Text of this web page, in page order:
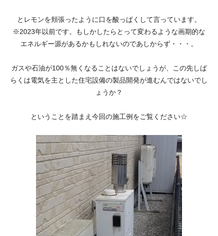
とレモンを頬張ったように口を酸っぱくして言っています。
※2023年以前です。もしかしたらとって変わるような画期的な
エネルギー源があるかもしれないのであしからず・・・。
ガスや石油が100％無くなることはないでしょうが、この先しば
らくは電気を主とした住宅設備の製品開発が進むんではないでし
ょうか？
ということを踏まえ今回の施工例をご覧ください☆